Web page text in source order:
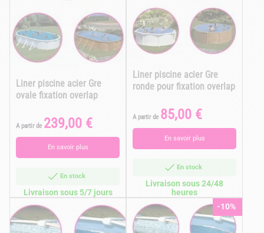
Liner piscine acier Gre
ovale fixation overlap
A partir de Prix
239,00 €
En savoir plus
En stock
Livraison sous 5/7 jours
Liner piscine acier Gre
ronde pour fixation overlap
A partir de Prix
85,00 €
En savoir plus
En stock
Livraison sous 24/48
heures
-10%